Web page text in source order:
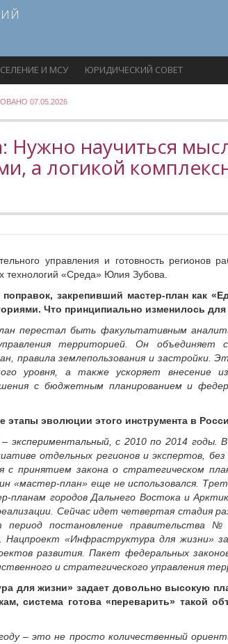
И МСУ ЮРИДИЧЕСКИЙ СОВЕТ
07.05.2026
Нужно научиться
а логикой
управления и готовность регионов
технологий «Среда» Юлия Зубова.
закрепивший мастер-план как
Что принципиально изменилось для
перестал быть факультативным
территорией. Он объединяет
правила землепользования и застройки.
уровня, а также ускоряет внесение
с бюджетным планированием и
эволюции этого инструмента в
экспериментальный, с 2010 по 2014 годы.
отдельных регионов и экспертов,
с принятием закона о стратегическом
«мастер-план» еще не использовался.
планам городов Дальнего Востока и
Сейчас идет четвертая стадия
постановление правительства №
Нацпроект «Инфраструктура для жизни»
развития. Пакет федеральных
и стратегического управления
для жизни» задает довольно высокую
система готова «переварить» такой
– это не просто количественный